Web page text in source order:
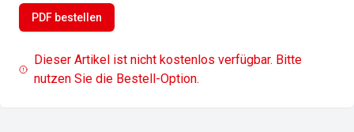
PDF bestellen
Dieser Artikel ist nicht kostenlos verfügbar. Bitte
nutzen Sie die Bestell-Option.